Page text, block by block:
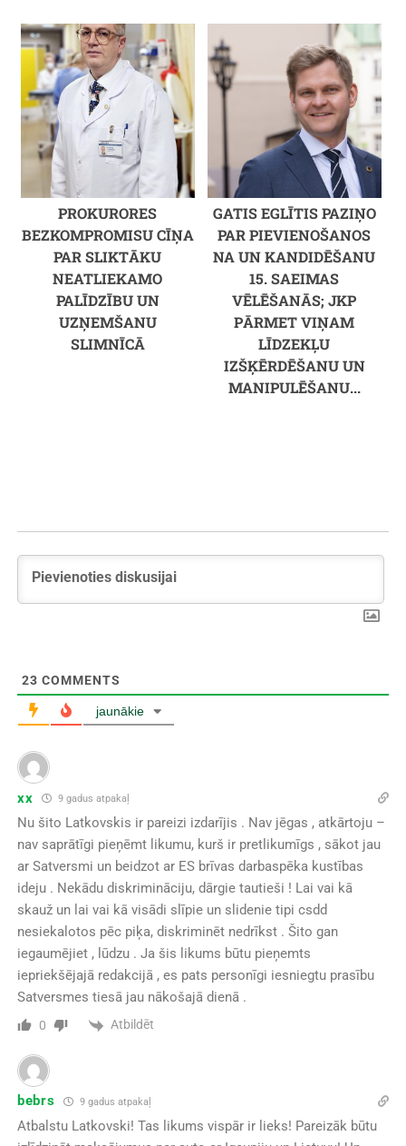
PROKURORES
BEZKOMPROMISU CĪŅA
PAR SLIKTĀKU
NEATLIEKAMO
PALĪDZĪBU UN
UZŅEMŠANU
SLIMNĪCĀ
GATIS EGLĪTIS PAZIŅO
PAR PIEVIENOŠANOS
NA UN KANDIDĒŠANU
15. SAEIMAS
VĒLĒŠANĀS; JKP
PĀRMET VIŅAM
LĪDZEKĻU
IZŠĶĒRDĒŠANU UN
MANIPULĒŠANU...
23 COMMENTS
jaunākie
xx 9 gadus atpakaļ
Nu šito Latkovskis ir pareizi izdarījis . Nav jēgas , atkārtoju –
nav saprātīgi pieņēmt likumu, kurš ir pretlikumīgs , sākot jau
ar Satversmi un beidzot ar ES brīvas darbaspēka kustības
ideju . Nekādu diskrimināciju, dārgie tautieši ! Lai vai kā
skauž un lai vai kā visādi slīpie un slidenie tipi csdd
nesiekalotos pēc piķa, diskriminēt nedrīkst . Šito gan
iegaumējiet , lūdzu . Ja šis likums būtu pieņemts
iepriekšējajā redakcijā , es pats personīgi iesniegtu prasību
Satversmes tiesā jau nākošajā dienā .
0 Atbildēt
bebrs 9 gadus atpakaļ
Atbalstu Latkovski! Tas likums vispār ir lieks! Pareizāk būtu